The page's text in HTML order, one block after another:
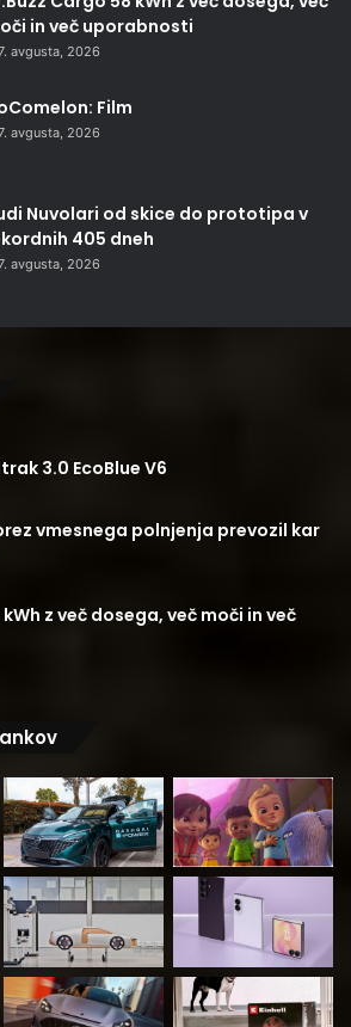
in več uporabnosti
avgusta, 2026
Film
avgusta, 2026
Nuvolari od skice do prototipa v
405 dneh
avgusta, 2026
3.0 EcoBlue V6
vmesnega polnjenja prevozil kar
z več dosega, več moči in več